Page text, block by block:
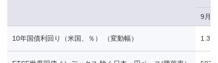
9月
10年国債利回り（米国、％） （変動幅） 1.37